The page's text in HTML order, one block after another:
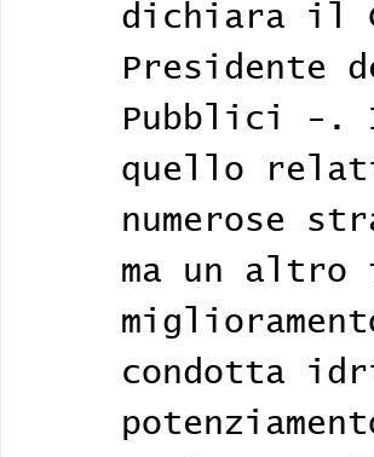
dichiara il
Presidente
Pubblici -.
quello
numerose
ma un
condotta